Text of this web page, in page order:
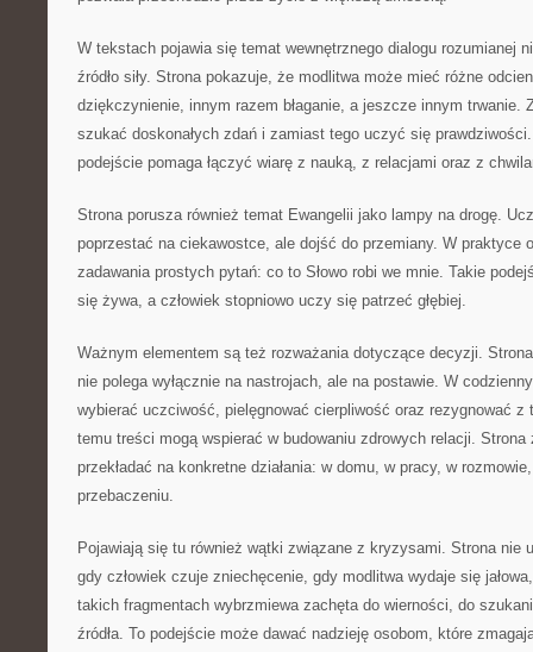
W tekstach pojawia się temat wewnętrznego dialogu rozumianej
źródło siły. Strona pokazuje, że modlitwa może mieć różne
dziękczynienie, innym razem błaganie, a jeszcze innym trwanie.
szukać doskonałych zdań i zamiast tego uczyć się
podejście pomaga łączyć wiarę z nauką, z relacjami oraz z
Strona porusza również temat Ewangelii jako lampy na drogę.
poprzestać na ciekawostce, ale dojść do przemiany. W praktyce
zadawania prostych pytań: co to Słowo robi we mnie. Takie
się żywa, a człowiek stopniowo uczy się patrzeć głębiej.
Ważnym elementem są też rozważania dotyczące decyzji.
nie polega wyłącznie na nastrojach, ale na postawie. W
wybierać uczciwość, pielęgnować cierpliwość oraz rezygnować
temu treści mogą wspierać w budowaniu zdrowych relacji.
przekładać na konkretne działania: w domu, w pracy, w
przebaczeniu.
Pojawiają się tu również wątki związane z kryzysami. Strona nie
gdy człowiek czuje zniechęcenie, gdy modlitwa wydaje się
takich fragmentach wybrzmiewa zachęta do wierności, do
źródła. To podejście może dawać nadzieję osobom, które